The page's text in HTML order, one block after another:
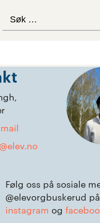
Search
for:
mail
Følg oss på sosiale
@elevorgbuskerud på
instagram og